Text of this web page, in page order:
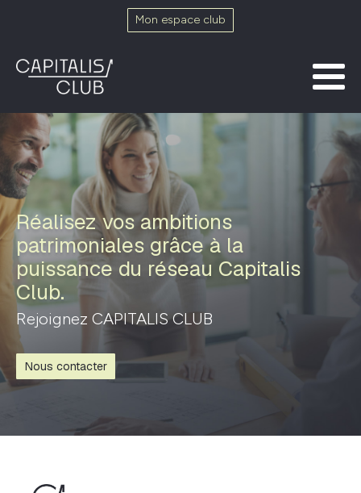
Mon espace club
Réalisez vos ambitions
patrimoniales grâce à la
puissance du réseau Capitalis
Club.
Rejoignez CAPITALIS CLUB
Nous contacter